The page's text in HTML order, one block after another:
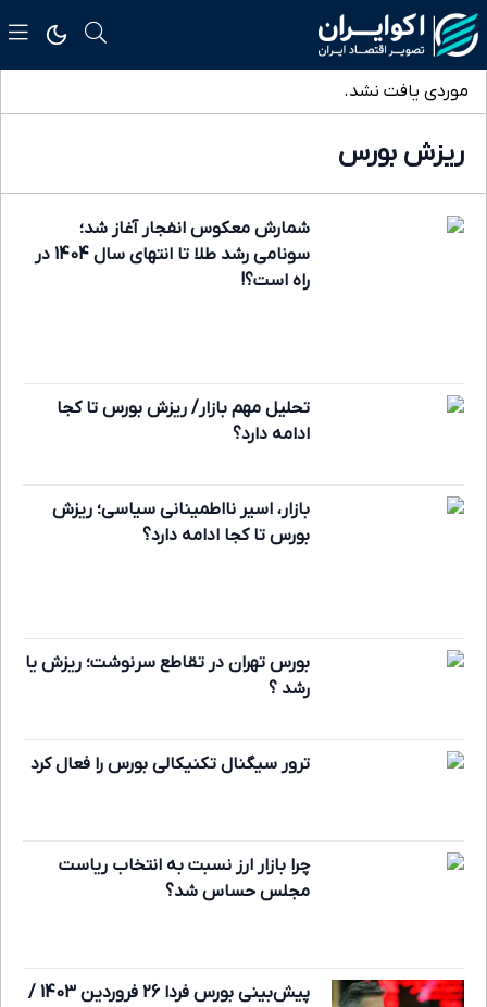
موردی یافت نشد.
ریزش بورس
شمارش معکوس انفجار آغاز شد؛
سونامی رشد طلا تا انتهای سال 1404 در
راه است؟!
تحلیل مهم بازار/ ریزش بورس تا کجا
ادامه دارد؟
بازار، اسیر نااطمینانی سیاسی؛ ریزش
بورس تا کجا ادامه دارد؟
بورس تهران در تقاطع سرنوشت؛ ریزش یا
رشد ؟
ترور سیگنال تکنیکالی بورس را فعال کرد
چرا بازار ارز نسبت به انتخاب ریاست
مجلس حساس شد؟
پیش‌بینی بورس فردا 26 فروردین 1403 /